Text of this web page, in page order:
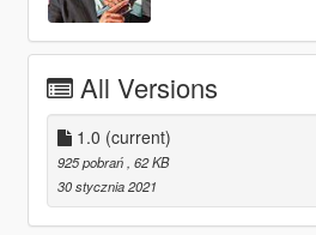
All Versions
1.0 (current)
925 pobrań , 62 KB
30 stycznia 2021